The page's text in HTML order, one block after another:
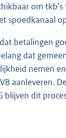
om
spoedkanaal
betalingen
dat
nemen
aanleveren.
blijven dit